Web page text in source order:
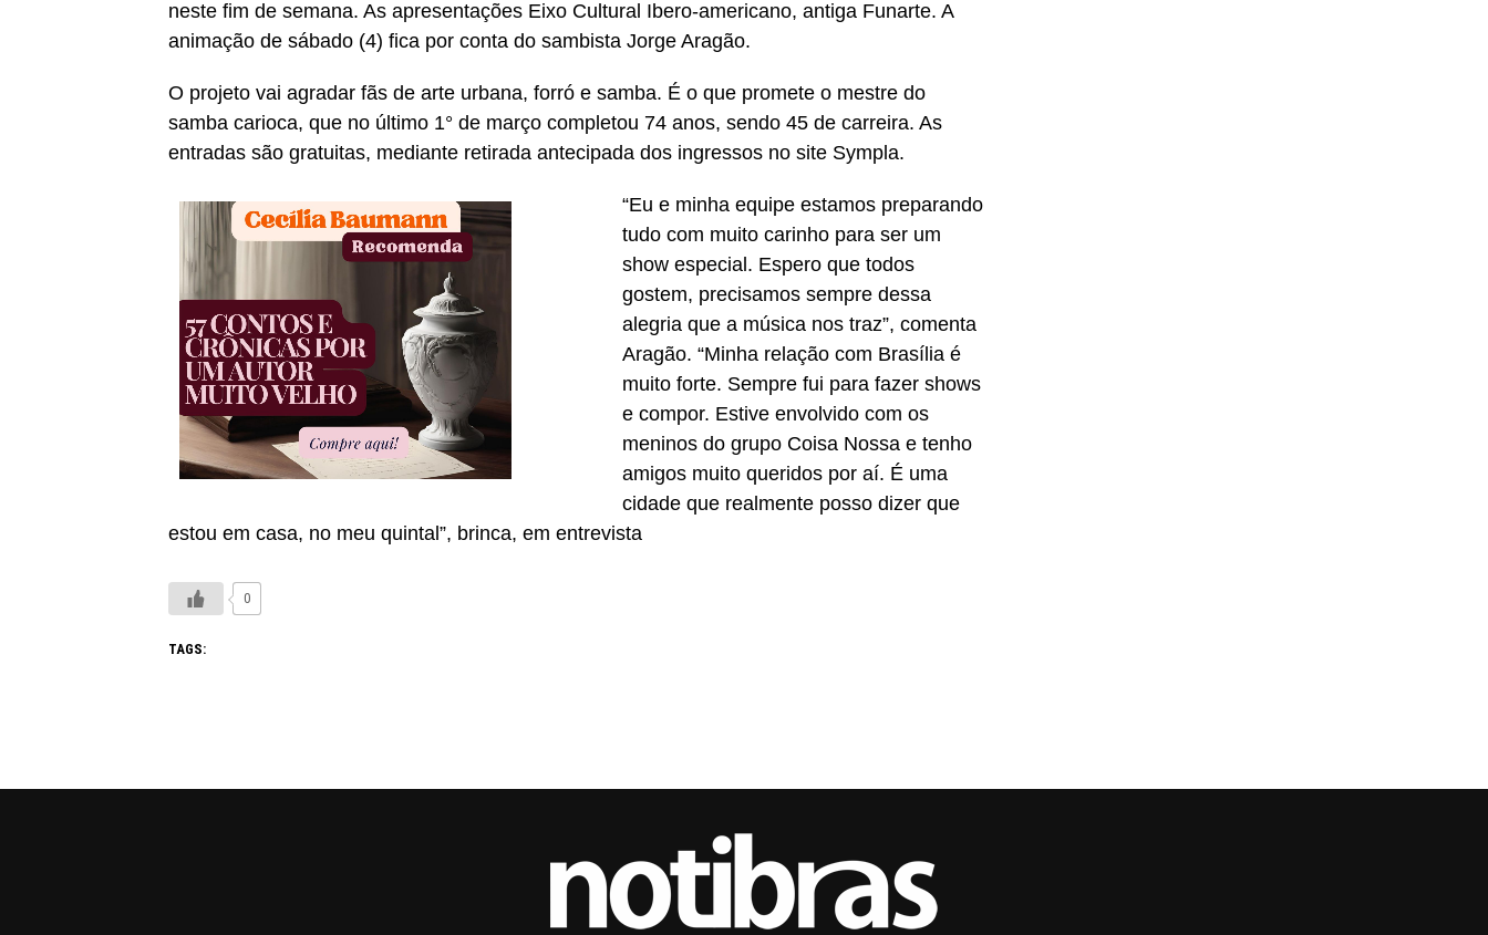
neste fim de semana. As apresentações Eixo Cultural Ibero-americano, antiga Funarte. A
animação de sábado (4) fica por conta do sambista Jorge Aragão.
O projeto vai agradar fãs de arte urbana, forró e samba. É o que promete o mestre do
samba carioca, que no último 1° de março completou 74 anos, sendo 45 de carreira. As
entradas são gratuitas, mediante retirada antecipada dos ingressos no site Sympla.
“Eu e minha equipe estamos preparando
tudo com muito carinho para ser um
show especial. Espero que todos
gostem, precisamos sempre dessa
alegria que a música nos traz”, comenta
Aragão. “Minha relação com Brasília é
muito forte. Sempre fui para fazer shows
e compor. Estive envolvido com os
meninos do grupo Coisa Nossa e tenho
amigos muito queridos por aí. É uma
cidade que realmente posso dizer que
estou em casa, no meu quintal”, brinca, em entrevista
0
TAGS: